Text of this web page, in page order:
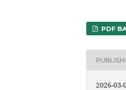
PDF
2026-03-